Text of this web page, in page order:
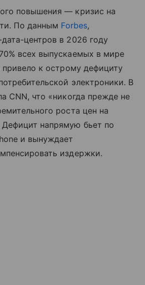
повышения — кризис на
По данным Forbes,
центров в 2026 году
всех выпускаемых в мире
привело к острому дефициту
электроники. В
CNN, что «никогда прежде не
роста цен на
напрямую бьет по
и вынуждает
издержки.